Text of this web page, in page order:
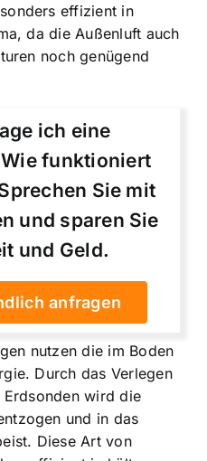
effizient in
da die Außenluft auch
noch genügend
ich eine
funktioniert
Sie mit
und sparen Sie
und Geld.
anfragen
nutzen die im Boden
Durch das Verlegen
wird die
und in das
Diese Art von